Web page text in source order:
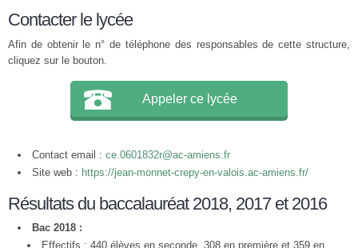
Contacter le lycée
Afin de obtenir le n° de téléphone des responsables de cette structure,
cliquez sur le bouton.
Appeler ce lycée
Contact email : ce.0601832r@ac-amiens.fr
Site web : https://jean-monnet-crepy-en-valois.ac-amiens.fr/
Résultats du baccalauréat 2018, 2017 et 2016
Bac 2018 :
Effectifs : 440 élèves en seconde, 308 en première et 359 en